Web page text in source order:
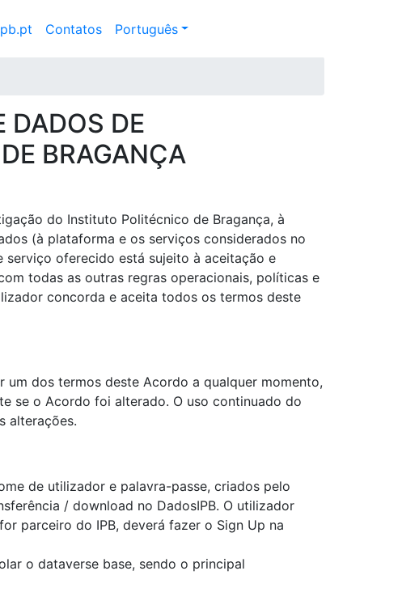
Contatos Português
DADOS DE
BRAGANÇA
do Instituto Politécnico de Bragança, à
(à plataforma e os serviços considerados no
oferecido está sujeito à aceitação e
todas as outras regras operacionais, políticas e
concorda e aceita todos os termos deste
dos termos deste Acordo a qualquer momento,
se o Acordo foi alterado. O uso continuado do
alterações.
de utilizador e palavra-passe, criados pelo
/ download no DadosIPB. O utilizador
parceiro do IPB, deverá fazer o Sign Up na
o dataverse base, sendo o principal